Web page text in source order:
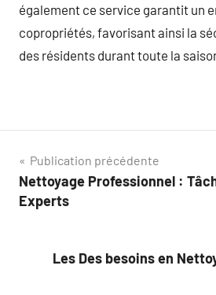
également ce service garantit un
copropriétés, favorisant ainsi la
des résidents durant toute la
Navigation
de
Publication précédente
Nettoyage Professionnel :
Experts
Les Des besoins en